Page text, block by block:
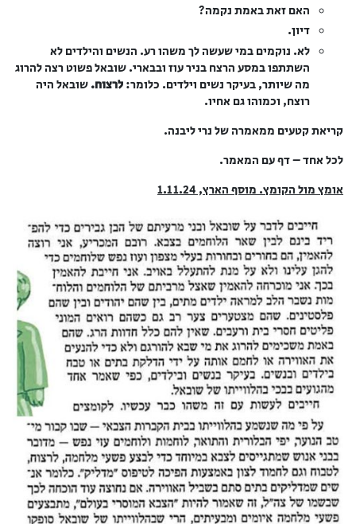
האם זאת באמת נקמה?
דיון.
לא. נוקמים במי שעשה לך משהו רע. הנשים והילדים לא
השתתפו במסע הרצח בניר עוז ובבארי. שובאל פשוט רצה להרוג
מה שיותר, בעיקר נשים וילדים. כלומר:לרצוח.שובאל היה
רוצח, וכמוהו גם אחיו.
קריאת קטעים ממאמרה של נרי ליבנה.
לכל אחד – דף עם המאמר.
אומץ מול הקומץ. מוסף הארץ, 1.11.24